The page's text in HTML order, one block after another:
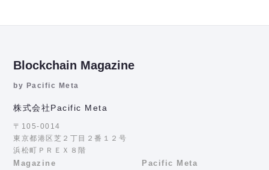
Blockchain Magazine
by Pacific Meta
株式会社Pacific Meta
〒105-0014
東京都港区芝２丁目２番１２号
浜松町ＰＲＥＸ８階
Magazine Pacific Meta